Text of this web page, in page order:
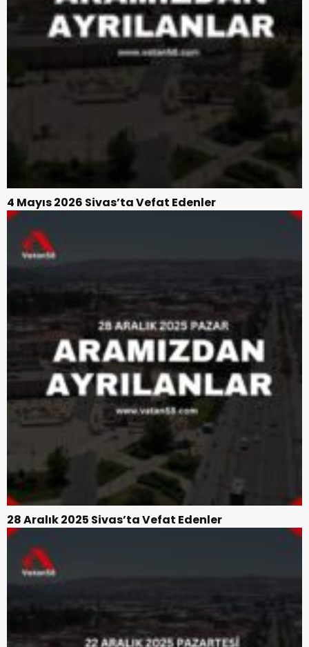
4 Mayıs 2026 Sivas’ta Vefat Edenler
28 Aralık 2025 Sivas’ta Vefat Edenler